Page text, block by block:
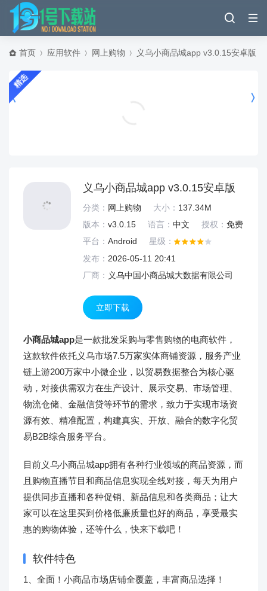
首页 应用软件 网上购物 义乌小商品城app v3.0.15安卓版
精选
义乌小商品城app v3.0.15安卓版
分类： 网上购物 大小： 137.34M
版本： v3.0.15 语言： 中文 授权： 免费
平台： Android
星级：
发布： 2026-05-11 20:41
厂商： 义乌中国小商品城大数据有限公司
立即下载
小商品城app是一款批发采购与零售购物的电商软件，
这款软件依托义乌市场7.5万家实体商铺资源，服务产业
链上游200万家中小微企业，以贸易数据整合为核心驱
动，对接供需双方在生产设计、展示交易、市场管理、
物流仓储、金融信贷等环节的需求，致力于实现市场资
源有效、精准配置，构建真实、开放、融合的数字化贸
易B2B综合服务平台。
目前义乌小商品城app拥有各种行业领域的商品资源，而
且购物直播节目和商品信息实现全线对接，每天为用户
提供同步直播和各种促销、新品信息和各类商品；让大
家可以在这里买到价格低廉质量也好的商品，享受最实
惠的购物体验，还等什么，快来下载吧！
软件特色
1、全面！小商品市场店铺全覆盖，丰富商品选择！